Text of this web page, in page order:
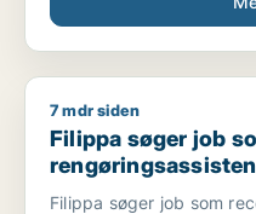
Filippa søger job som
7 mdr siden
Filippa søger job
kontorassistent
Filippa søger job som